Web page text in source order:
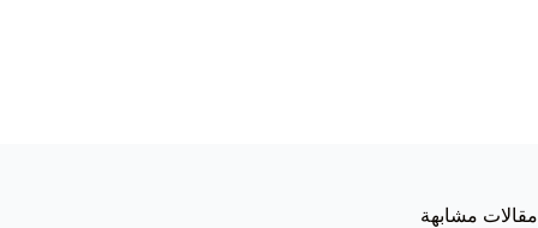
مقالات مشابهة